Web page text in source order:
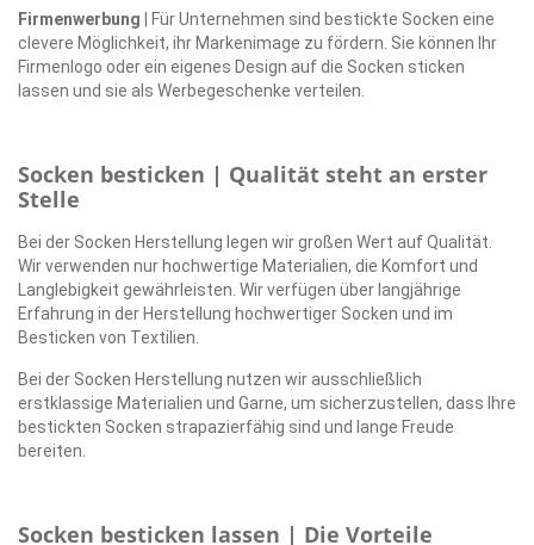
Firmenwerbung | Für Unternehmen sind bestickte Socken eine
clevere Möglichkeit, ihr Markenimage zu fördern. Sie können Ihr
Firmenlogo oder ein eigenes Design auf die Socken sticken
lassen und sie als Werbegeschenke verteilen.
Socken besticken | Qualität steht an erster
Stelle
Bei der Socken Herstellung legen wir großen Wert auf Qualität.
Wir verwenden nur hochwertige Materialien, die Komfort und
Langlebigkeit gewährleisten. Wir verfügen über langjährige
Erfahrung in der Herstellung hochwertiger Socken und im
Besticken von Textilien.
Bei der Socken Herstellung nutzen wir ausschließlich
erstklassige Materialien und Garne, um sicherzustellen, dass Ihre
bestickten Socken strapazierfähig sind und lange Freude
bereiten.
Socken besticken lassen | Die Vorteile